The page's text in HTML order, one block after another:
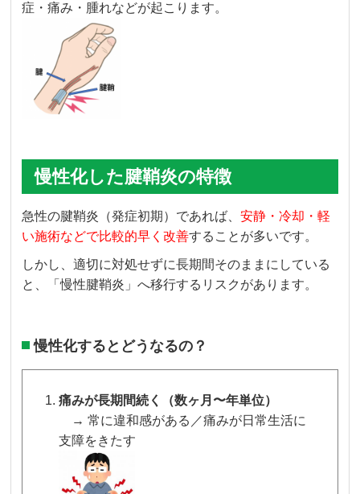
症・痛み・腫れなどが起こります。
慢性化した腱鞘炎の特徴
急性の腱鞘炎（発症初期）であれば、安静・冷却・軽
い施術などで比較的早く改善することが多いです。
しかし、適切に対処せずに長期間そのままにしている
と、「慢性腱鞘炎」へ移行するリスクがあります。
慢性化するとどうなるの？
痛みが長期間続く（数ヶ月〜年単位）
→ 常に違和感がある／痛みが日常生活に
支障をきたす